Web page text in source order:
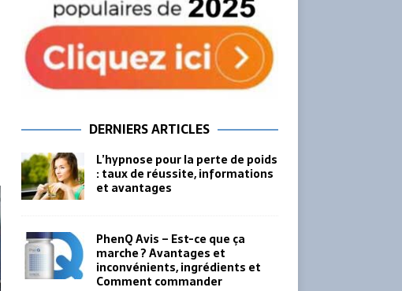
DERNIERS ARTICLES
L’hypnose pour la perte de poids
: taux de réussite, informations
et avantages
PhenQ Avis – Est-ce que ça
marche ? Avantages et
inconvénients, ingrédients et
Comment commander